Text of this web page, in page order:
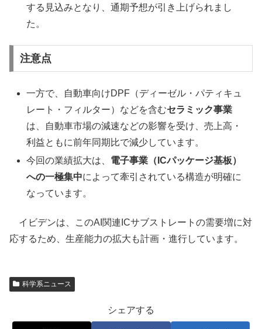
する見込みとなり、通期予想が引き上げられまし
た。
注意点
一方で、自動車向けDPF（ディーゼル・パティキュ
レート・フィルター）などを含むセラミック事業
は、自動車市場の減速などの影響を受け、売上高・
利益ともに前年同期比で減少しています。
今回の業績拡大は、 電子事業（ICパッケージ基板）
への一極集中によって牽引されている構造が明確に
なっています。
イビデンは、このAI関連ICサブストレートの需要増に対
応するため、生産能力の拡大も計画・進行しています。
科学系ニュース
シェアする